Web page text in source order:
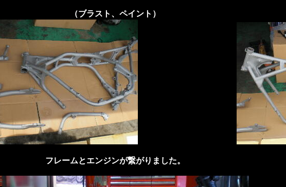
（ブラスト、ペイント）
フレームとエンジンが繋がりました。